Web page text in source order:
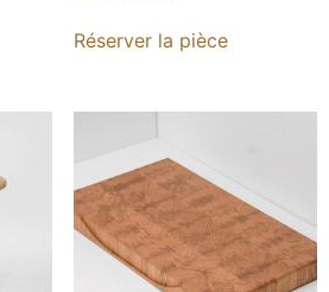
Réserver la pièce